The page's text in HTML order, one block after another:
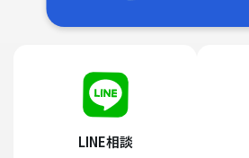
LINE相談